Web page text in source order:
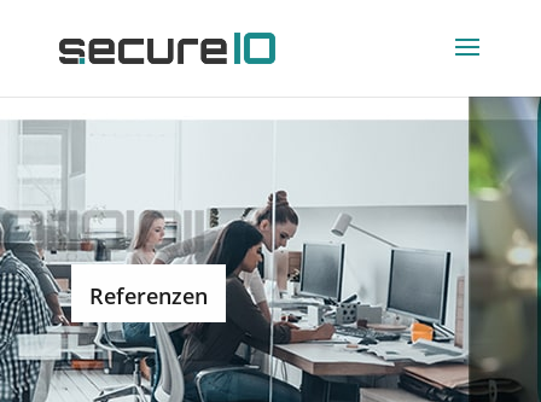
Referenzen